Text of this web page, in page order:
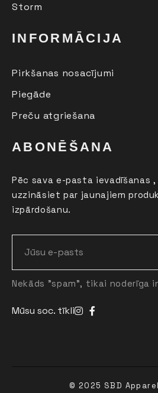
Storm
INFORMĀCIJA
Pirkšanas nosacījumi
Piegāde
Preču atgriešana
ABONĒŠANA
Pēc sava e-pasta ievadīšanas
uzzināsiet par jaunajiem
izpārdošanu.
Nekāds "spam", tikai noderīga
Mūsu soc. tīkli
© 2025 SBD